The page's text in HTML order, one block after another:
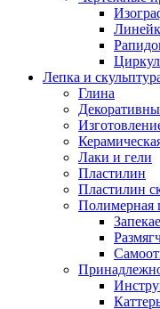
Лепка и
Глина
Лаки и гели
Пластилин
Пластилин
Полимерная